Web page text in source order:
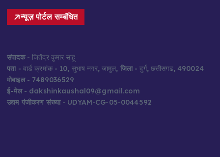
न्यूज़ पोर्टल सम्बंधित
संपादक- जितेंद्र कुमार साहू
पता- वार्ड क्रमांक - 10, सुभाष नगर, जामुल, जिला- दुर्ग, छत्तीसगढ, 490024
मोबाइल- 7489036529
ई-मेल- dakshinkaushal09@gmail.com
उद्यम पंजीकरण संख्या- UDYAM-CG-05-0044592